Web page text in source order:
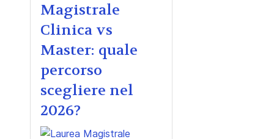
Magistrale
Clinica vs
Master: quale
percorso
scegliere nel
2026?